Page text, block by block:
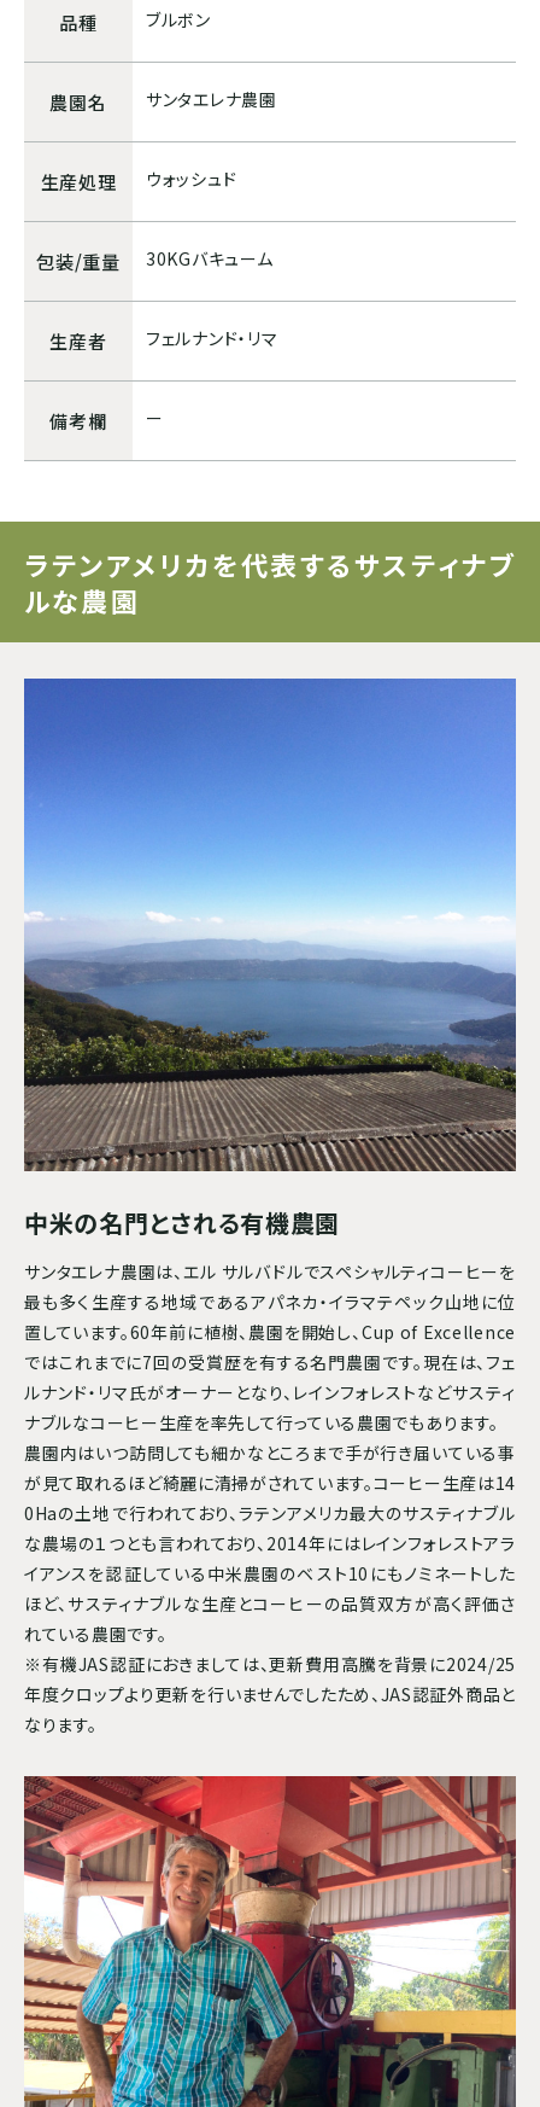
品種 ブルボン
農園名 サンタエレナ農園
生産処理 ウォッシュド
包装/重量 30KGバキューム
生産者 フェルナンド・リマ
備考欄 ー
ラテンアメリカを代表するサスティナブ
ルな農園
中米の名門とされる有機農園
サンタエレナ農園は、エル サルバドルでスペシャルティコーヒーを
最も多く生産する地域であるアパネカ・イラマテペック山地に位
置しています。60年前に植樹、農園を開始し、Cup of Excellence
ではこれまでに7回の受賞歴を有する名門農園です。現在は、フェ
ルナンド・リマ氏がオーナーとなり、レインフォレストなどサスティ
ナブルなコーヒー生産を率先して行っている農園でもあります。
農園内はいつ訪問しても細かなところまで手が行き届いている事
が見て取れるほど綺麗に清掃がされています。コーヒー生産は14
0Haの土地で行われており、ラテンアメリカ最大のサスティナブル
な農場の１つとも言われており、2014年にはレインフォレストアラ
イアンスを認証している中米農園のベスト10にもノミネートした
ほど、サスティナブルな生産とコーヒーの品質双方が高く評価さ
れている農園です。
※有機JAS認証におきましては、更新費用高騰を背景に2024/25
年度クロップより更新を行いませんでしたため、JAS認証外商品と
なります。
ASIA
インド
インドネシア
パプアニューギニア
ジャマイカ